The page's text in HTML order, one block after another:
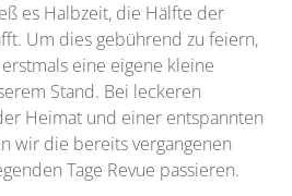
es Halbzeit, die Hälfte der
Um dies gebührend zu feiern,
eine eigene kleine
Stand. Bei leckeren
Heimat und einer entspannten
wir die bereits vergangenen
Tage Revue passieren.